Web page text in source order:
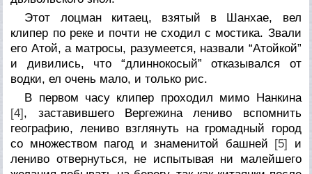
Этот лоцман китаец, взятый в Шанхае, вел
клипер по реке и почти не сходил с мостика. Звали
его Атой, а матросы, разумеется, назвали “Атойкой”
и дивились, что “длиннокосый” отказывался от
водки, ел очень мало, и только рис.
В первом часу клипер проходил мимо Нанкина
[4], заставившего Вергежина лениво вспомнить
географию, лениво взглянуть на громадный город
со множеством пагод и знаменитой башней [5] и
лениво отвернуться, не испытывая ни малейшего